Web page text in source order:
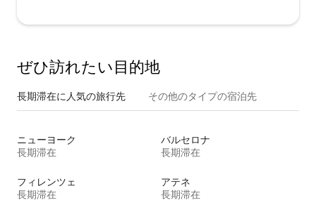
ぜひ訪⁠れ⁠た⁠い目⁠的⁠地
長期滞在に人気の旅行先 その他のタ⁠イ⁠プ⁠の宿⁠泊⁠先
ニューヨーク
長期滞在
バルセロナ
長期滞在
フィレンツェ
長期滞在
アテネ
長期滞在